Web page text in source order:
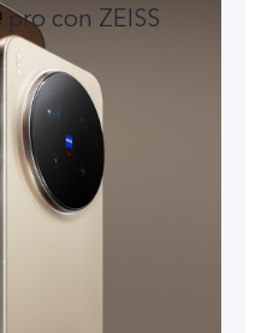
con ZEISS